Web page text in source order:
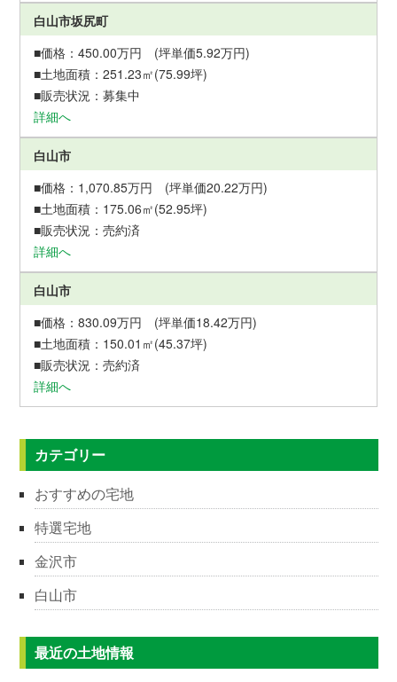
白山市坂尻町
450.00万円 (坪単価5.92万円)
251.23㎡(75.99坪)
募集中
詳細へ
白山市
1,070.85万円 (坪単価20.22万円)
175.06㎡(52.95坪)
売約済
詳細へ
白山市
830.09万円 (坪単価18.42万円)
150.01㎡(45.37坪)
売約済
詳細へ
カテゴリー
おすすめの宅地
特選宅地
金沢市
白山市
最近の土地情報